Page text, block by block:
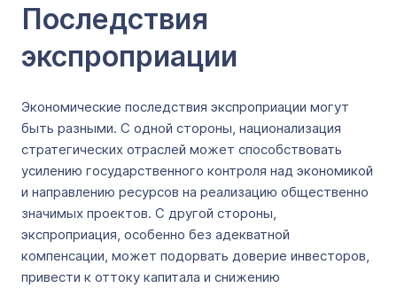
Последствия
экспроприации
Экономические последствия экспроприации могут
быть разными. С одной стороны, национализация
стратегических отраслей может способствовать
усилению государственного контроля над экономикой
и направлению ресурсов на реализацию общественно
значимых проектов. С другой стороны,
экспроприация, особенно без адекватной
компенсации, может подорвать доверие инвесторов,
привести к оттоку капитала и снижению